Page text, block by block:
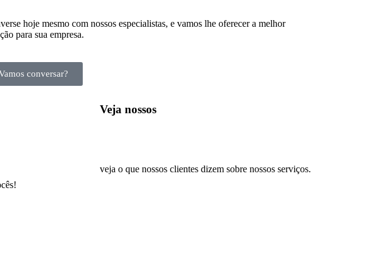
hoje mesmo com nossos especialistas, e vamos lhe oferecer a melhor
para sua empresa.
conversar?
Veja nossos
veja o que nossos clientes dizem sobre nossos serviços.